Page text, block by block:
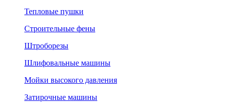
Тепловые пушки
Строительные фены
Штроборезы
Шлифовальные машины
Мойки высокого давления
Затирочные машины